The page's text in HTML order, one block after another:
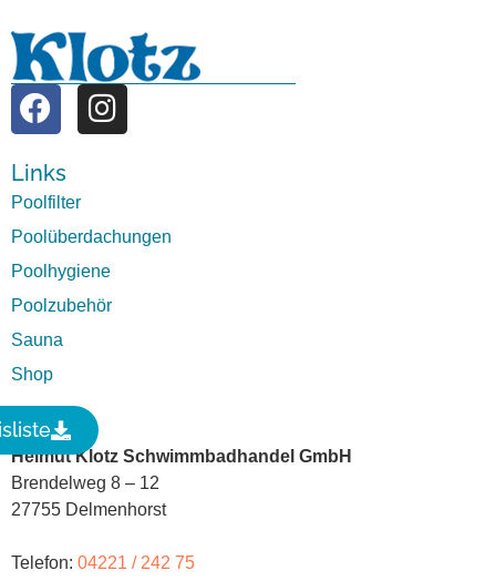
Links
Poolfilter
Poolüberdachungen
Poolhygiene
Poolzubehör
Sauna
Shop
Kontakt
Helmut Klotz Schwimmbadhandel GmbH
Brendelweg 8 – 12
27755 Delmenhorst
Telefon: 04221 / 242 75